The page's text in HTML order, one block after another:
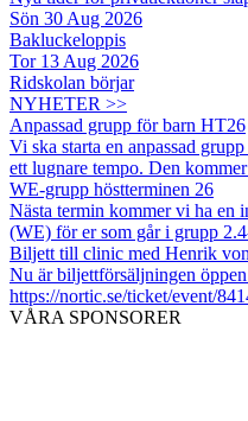
Sön 30 Aug 2026
Bakluckeloppis
Tor 13 Aug 2026
Ridskolan börjar
NYHETER >>
Anpassad grupp för barn HT26
Vi ska starta en anpassad
ett lugnare tempo. Den
WE-grupp höstterminen 26
Nästa termin kommer vi ha en
(WE) för er som går i grupp
Biljett till clinic med Henrik
Nu är biljettförsäljningen
https://nortic.se/ticket/event/
VÅRA SPONSORER